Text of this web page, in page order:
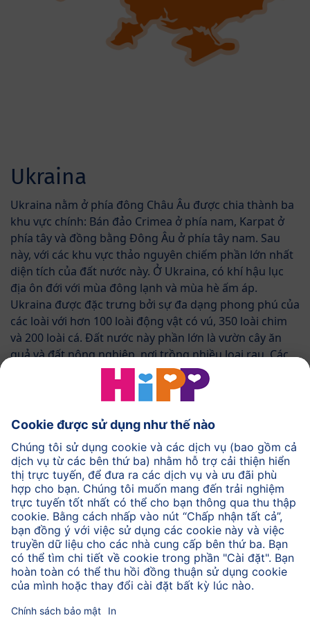
Ukraina
Ukraina nằm ở phía đông Châu Âu được chia thành ba
khu vực chính: Bán đảo Crimea ở phía nam, Karpat ở
phía tây và đồng bằng Đông Âu ở phía tây nam. Sau
này, với các khu vực thảo nguyên chiếm phần lớn nhất
diện tích của đất nước này. Ở Ukraina, có khí hậu lục
địa ôn đới với mùa đông lạnh và mùa hè ấm áp.
Ukraina được đặc trưng bởi sự đa dạng phong phú của
các loài với hơn 100 loài động vật có vú, 350 loài chim
và 200 loài cá. Đất nước này phần lớn là vườn cây ăn
quả và đất nông nghiệp, nơi trồng nhiều loại rau. Các
giống trái cây, chẳng hạn như táo hữu cơ HiPP, cũng
tìm thấy được điều kiện phát triển tốt ở Ukraina.